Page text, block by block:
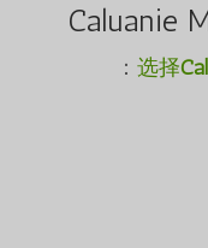
Caluanie
选择